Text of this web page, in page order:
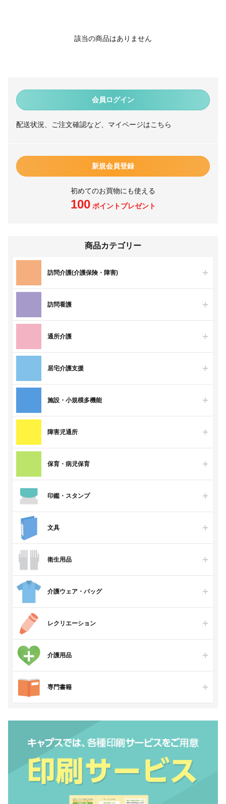
会員ログイン
配送状況、ご注文確認など、マイページはこちら
新規会員登録
初めてのお買物にも使える
100ポイントプレゼント
商品カテゴリー
訪問介護(介護保険・障害)
訪問看護
通所介護
居宅介護支援
施設・小規模多機能
障害児通所
保育・病児保育
印鑑・スタンプ
文具
衛生用品
介護ウェア・バッグ
レクリエーション
介護用品
専門書籍
該当の商品はありません